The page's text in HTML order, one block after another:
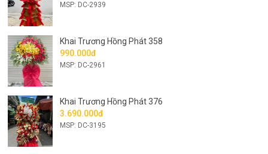
MSP: DC-2939
Khai Trương Hồng Phát 358
990.000đ
MSP: DC-2961
Khai Trương Hồng Phát 376
3.690.000đ
MSP: DC-3195